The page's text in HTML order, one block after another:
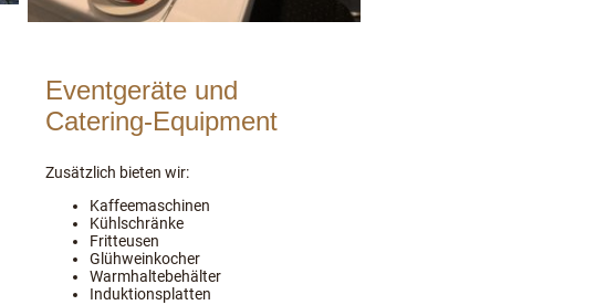
Eventgeräte und
Catering-Equipment
Zusätzlich bieten wir:
Kaffeemaschinen
Kühlschränke
Fritteusen
Glühweinkocher
Warmhaltebehälter
Induktionsplatten